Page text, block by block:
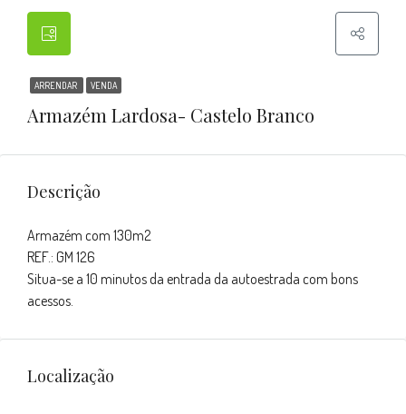
ARRENDAR VENDA
Armazém Lardosa- Castelo Branco
Descrição
Armazém com 130m2
REF.: GM 126
Situa-se a 10 minutos da entrada da autoestrada com bons
acessos.
Localização